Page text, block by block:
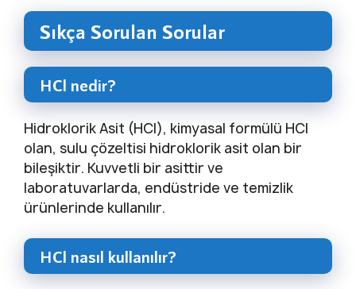
Sıkça Sorulan Sorular
HCl nedir?
Hidroklorik Asit (HCl), kimyasal formülü HCl
olan, sulu çözeltisi hidroklorik asit olan bir
bileşiktir. Kuvvetli bir asittir ve
laboratuvarlarda, endüstride ve temizlik
ürünlerinde kullanılır.
HCl nasıl kullanılır?